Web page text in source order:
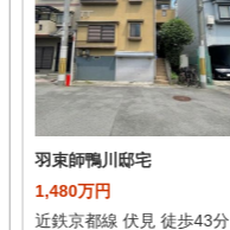
羽束師鴨川邸宅
1,480万円
近鉄京都線 伏見 徒歩43分